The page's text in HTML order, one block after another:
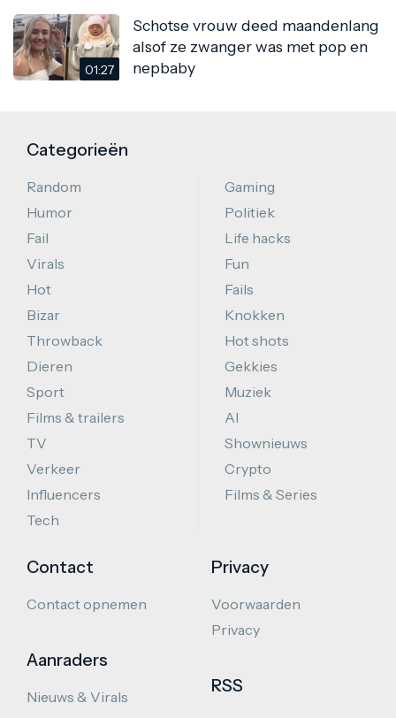
01:27
Schotse vrouw deed maandenlang
alsof ze zwanger was met pop en
nepbaby
Categorieën
Random
Humor
Fail
Virals
Hot
Bizar
Throwback
Dieren
Sport
Films & trailers
TV
Verkeer
Influencers
Tech
Gaming
Politiek
Life hacks
Fun
Fails
Knokken
Hot shots
Gekkies
Muziek
AI
Shownieuws
Crypto
Films & Series
Contact
Contact opnemen
Aanraders
Nieuws & Virals
Privacy
Voorwaarden
Privacy
RSS